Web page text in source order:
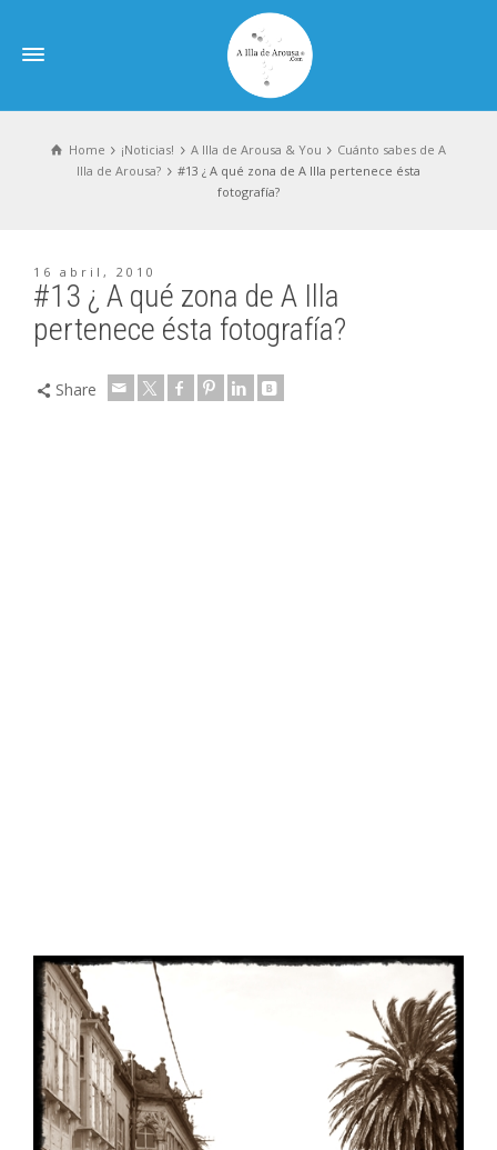
Home ¡Noticias! A Illa de Arousa & You
Cuánto sabes de A
Illa de Arousa?
#13 ¿ A qué zona de A Illa pertenece ésta
fotografía?
16 abril, 2010
#13 ¿ A qué zona de A Illa
pertenece ésta fotografía?
Share